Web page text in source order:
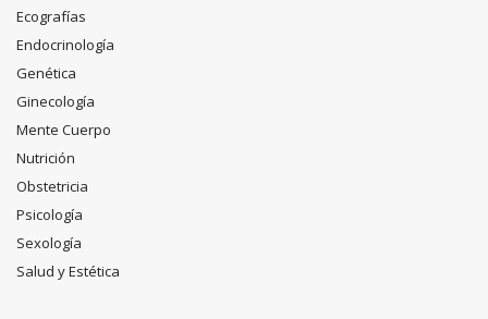
Ecografías
Endocrinología
Genética
Ginecología
Mente Cuerpo
Nutrición
Obstetricia
Psicología
Sexología
Salud y Estética